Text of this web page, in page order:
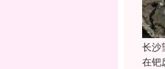
长沙
在钯